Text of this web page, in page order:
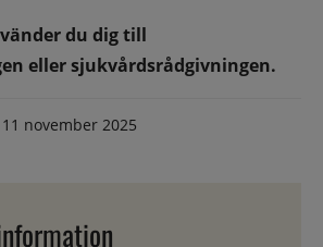
du dig till
eller sjukvårdsrådgivningen.
11 november 2025